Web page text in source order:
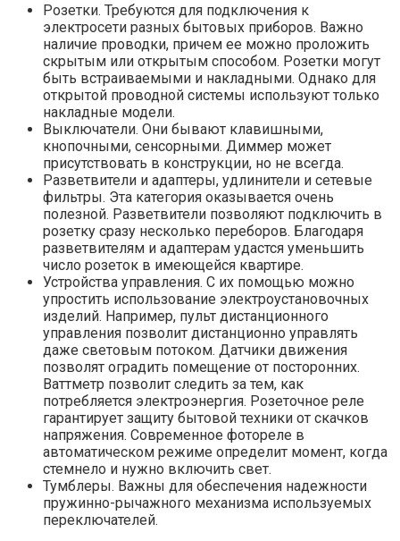
Розетки. Требуются для подключения к
электросети разных бытовых приборов. Важно
наличие проводки, причем ее можно проложить
скрытым или открытым способом. Розетки могут
быть встраиваемыми и накладными. Однако для
открытой проводной системы используют только
накладные модели.
Выключатели. Они бывают клавишными,
кнопочными, сенсорными. Диммер может
присутствовать в конструкции, но не всегда.
Разветвители и адаптеры, удлинители и сетевые
фильтры. Эта категория оказывается очень
полезной. Разветвители позволяют подключить в
розетку сразу несколько переборов. Благодаря
разветвителям и адаптерам удастся уменьшить
число розеток в имеющейся квартире.
Устройства управления. С их помощью можно
упростить использование электроустановочных
изделий. Например, пульт дистанционного
управления позволит дистанционно управлять
даже световым потоком. Датчики движения
позволят оградить помещение от посторонних.
Ваттметр позволит следить за тем, как
потребляется электроэнергия. Розеточное реле
гарантирует защиту бытовой техники от скачков
напряжения. Современное фотореле в
автоматическом режиме определит момент, когда
стемнело и нужно включить свет.
Тумблеры. Важны для обеспечения надежности
пружинно-рычажного механизма используемых
переключателей.